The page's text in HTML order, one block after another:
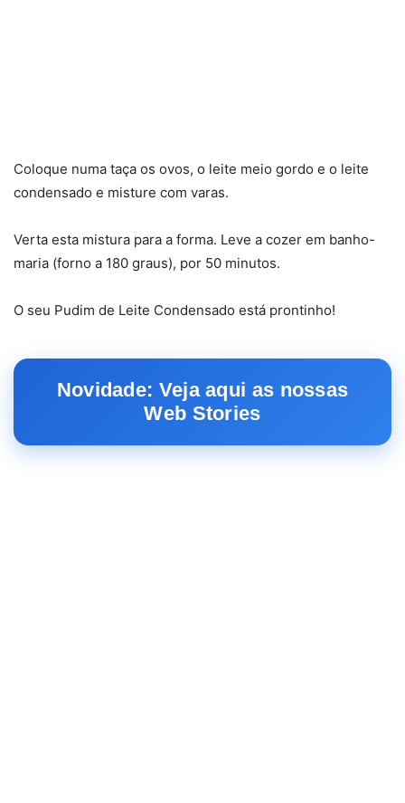
Coloque numa taça os ovos, o leite meio gordo e o leite
condensado e misture com varas.
Verta esta mistura para a forma. Leve a cozer em banho-
maria (forno a 180 graus), por 50 minutos.
O seu Pudim de Leite Condensado está prontinho!
Novidade: Veja aqui as nossas
Web Stories